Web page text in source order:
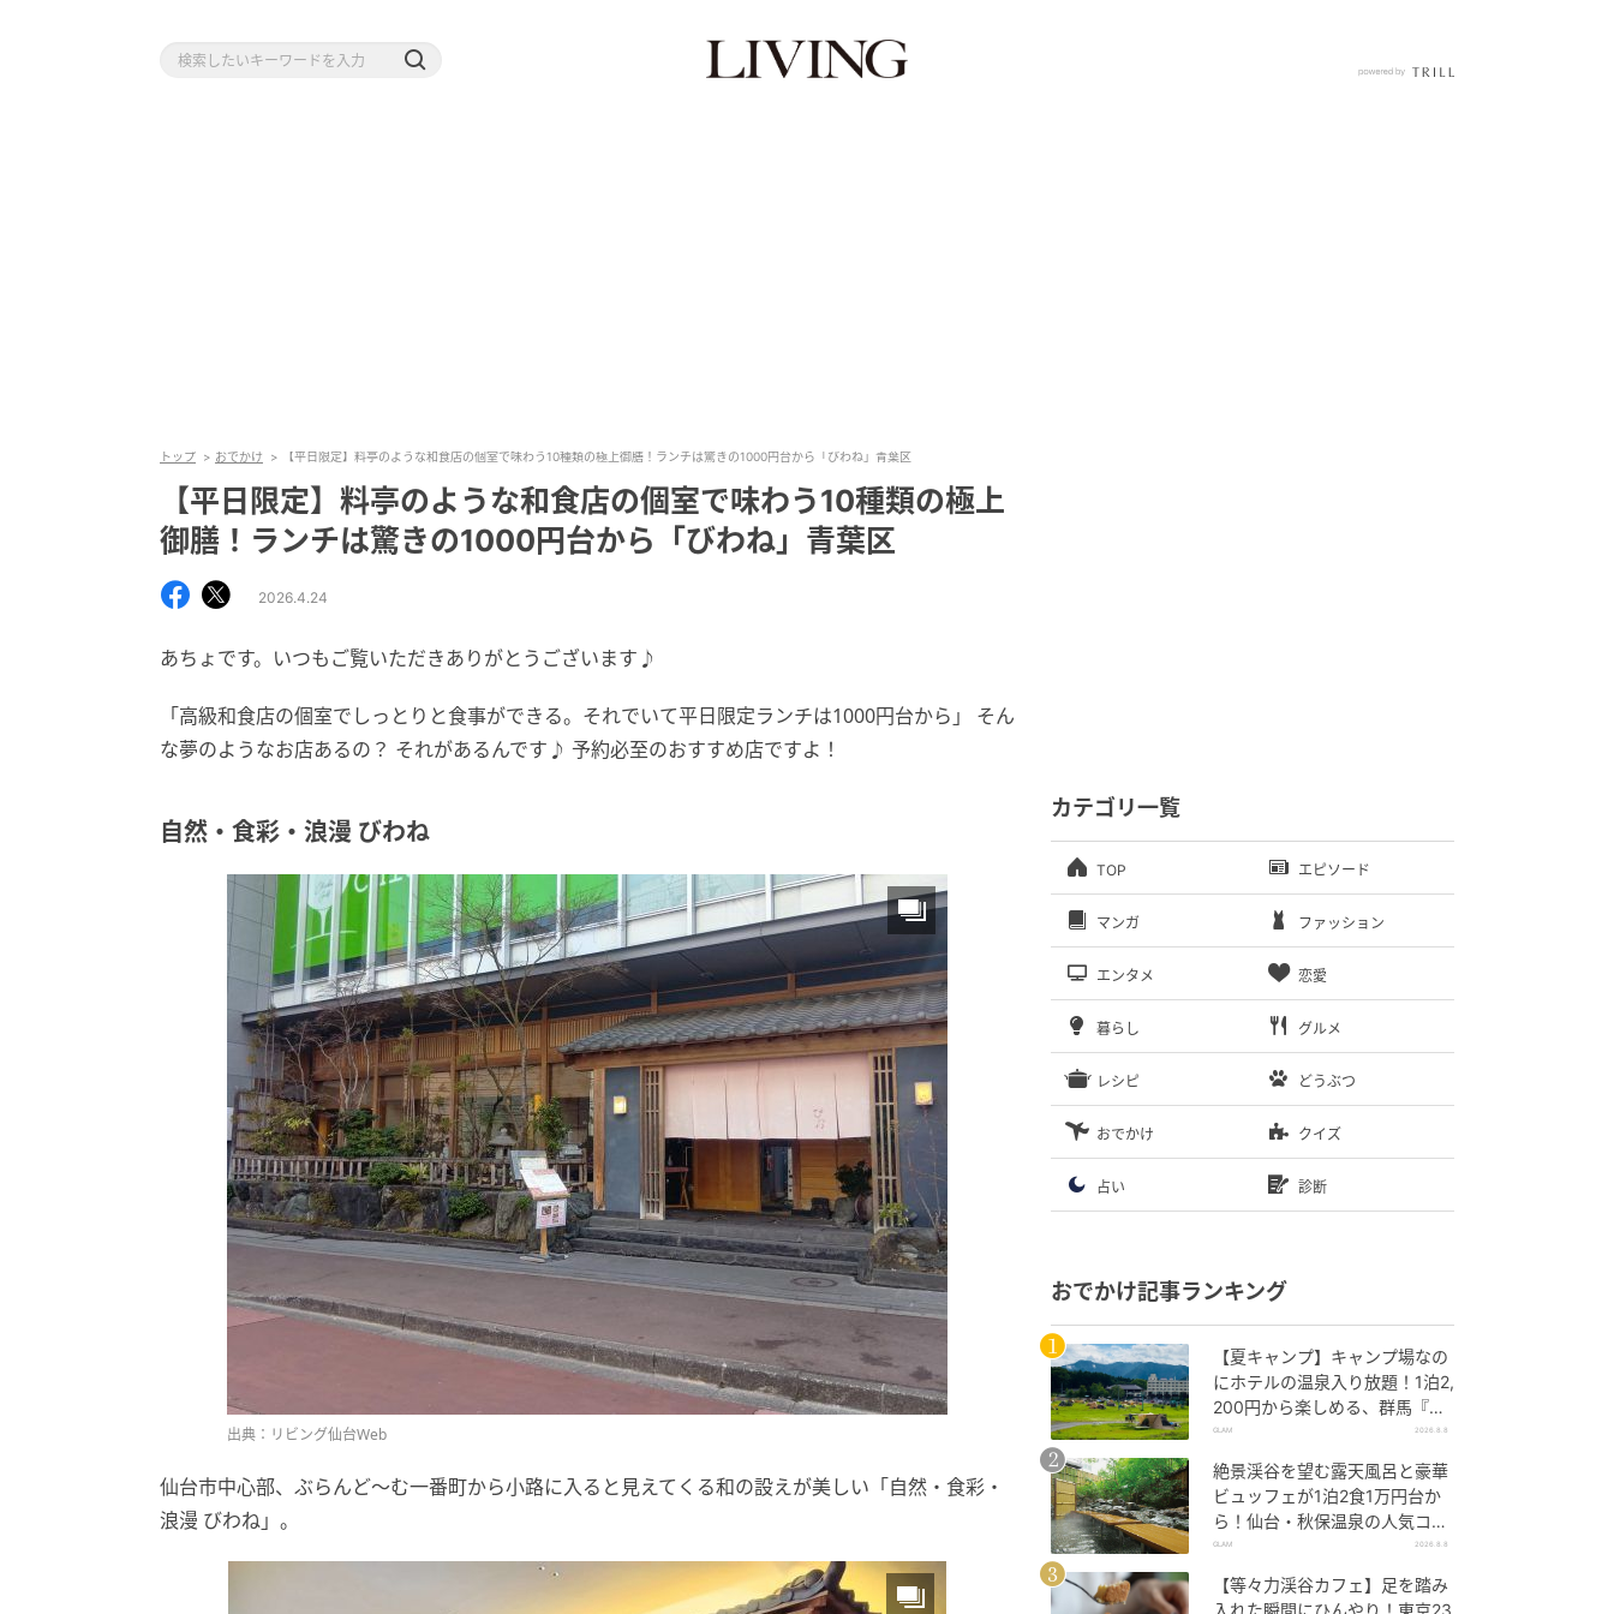
トップ おでかけ 【平日限定】料亭のような和食店の個室で味わう10種類の極上御膳！ランチは驚きの1000円台から「びわね」青葉区
【平日限定】料亭のような和食店の個室で味わう10種類の極上
御膳！ランチは驚きの1000円台から「びわね」青葉区
2026.4.24
あちょです。いつもご覧いただきありがとうございます♪
「高級和食店の個室でしっとりと食事ができる。それでいて平日限定ランチは1000円台から」 そん
な夢のようなお店あるの？ それがあるんです♪ 予約必至のおすすめ店ですよ！
自然・食彩・浪漫 びわね
出典：リビング仙台Web
仙台市中心部、ぶらんど〜む一番町から小路に入ると見えてくる和の設えが美しい「自然・食彩・
浪漫 びわね」。
カテゴリ一覧
TOP エピソード
マンガ ファッション
エンタメ 恋愛
暮らし グルメ
レシピ どうぶつ
おでかけ クイズ
占い 診断
おでかけ記事ランキング
【夏キャンプ】キャンプ場なの
にホテルの温泉入り放題！1泊2,
200円から楽しめる、群馬『サ
ンバードキャンプガーデン』
GLAM 2026.8.8
絶景渓谷を望む露天風呂と豪華
ビュッフェが1泊2食1万円台か
ら！仙台・秋保温泉の人気コス
パ宿『秋保グランドホテル』
GLAM 2026.8.8
【等々力渓谷カフェ】足を踏み
入れた瞬間にひんやり！東京23